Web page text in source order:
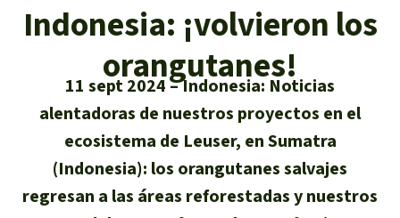
Informaciones
Éxitos y Noticias
Suscribirme al boletín
Prensa
Banners Salva la Selva
Temas
Clima
Madera tropical
Biodiversidad
Salva la Selva
Salva la Selva
Acerca de Salva la Selva
40 años Salva la Selva
Búsqueda
Español
Deutsch
Certificados de donación
Preguntas y Respuestas
Donar para un tema
Bienestar animal
Defensa de la selva
Donar para una región
Sudeste de Asia
Indonesia: ¡volvieron los
orangutanes!
11 sept 2024
Indonesia: Noticias
alentadoras de nuestros proyectos en el
ecosistema de Leuser, en Sumatra
(Indonesia): los orangutanes salvajes
regresan a las áreas reforestadas y nuestros